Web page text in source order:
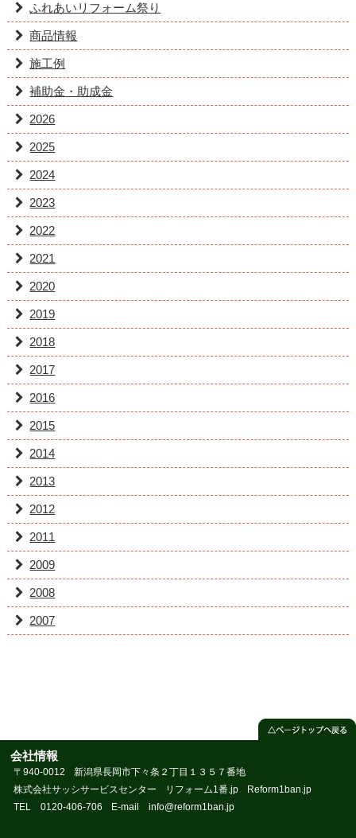
ふれあいリフォーム祭り
商品情報
施工例
補助金・助成金
2026
2025
2024
2023
2022
2021
2020
2019
2018
2017
2016
2015
2014
2013
2012
2011
2009
2008
2007
会社情報
〒940-0012
新潟県長岡市下々条２丁目１３５７番地
株式会社サッシサービスセンター
リフォーム1番.jp
Reform1ban.jp
TEL 0120-406-706
E-mail info@reform1ban.jp